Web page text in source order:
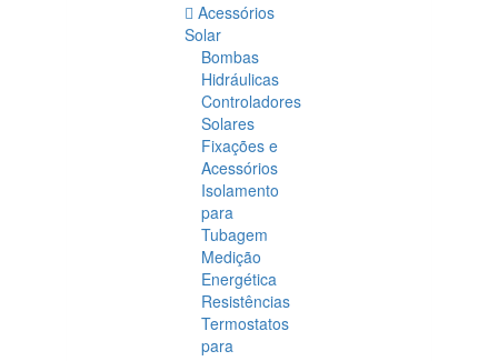
Acessórios
Solar
Bombas
Hidráulicas
Controladores
Solares
Fixações e
Acessórios
Isolamento
para
Tubagem
Medição
Energética
Resistências
Termostatos
para